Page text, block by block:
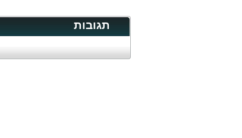
תגובות